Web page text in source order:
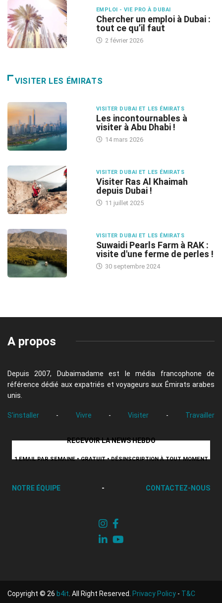
EMPLOI - VIE PRO À DUBAI
Chercher un emploi à Dubai :
tout ce qu’il faut
2 février 2026
VISITER LES ÉMIRATS
VISITER DUBAI ET LES ÉMIRATS
Les incontournables à
visiter à Abu Dhabi !
14 mars 2026
VISITER DUBAI ET LES ÉMIRATS
Visiter Ras Al Khaimah
depuis Dubai !
11 juillet 2025
VISITER DUBAI ET LES ÉMIRATS
Suwaidi Pearls Farm à RAK :
visite d'une ferme de perles !
30 septembre 2024
A propos
Depuis 2007, Dubaimadame est le média francophone de
référence dédié aux expatriés et voyageurs aux Émirats arabes
unis.
S'installer - Vivre - Visiter - Travailler
RECEVOIR LA NEWS HEBDO
1 EMAIL PAR SEMAINE • GRATUIT • DÉSINSCRIPTION À TOUT MOMENT
NOTRE ÉQUIPE - CONTACTEZ-NOUS
Copyright © 26 b4it . All Right Reserved. Privacy Policy - T&C